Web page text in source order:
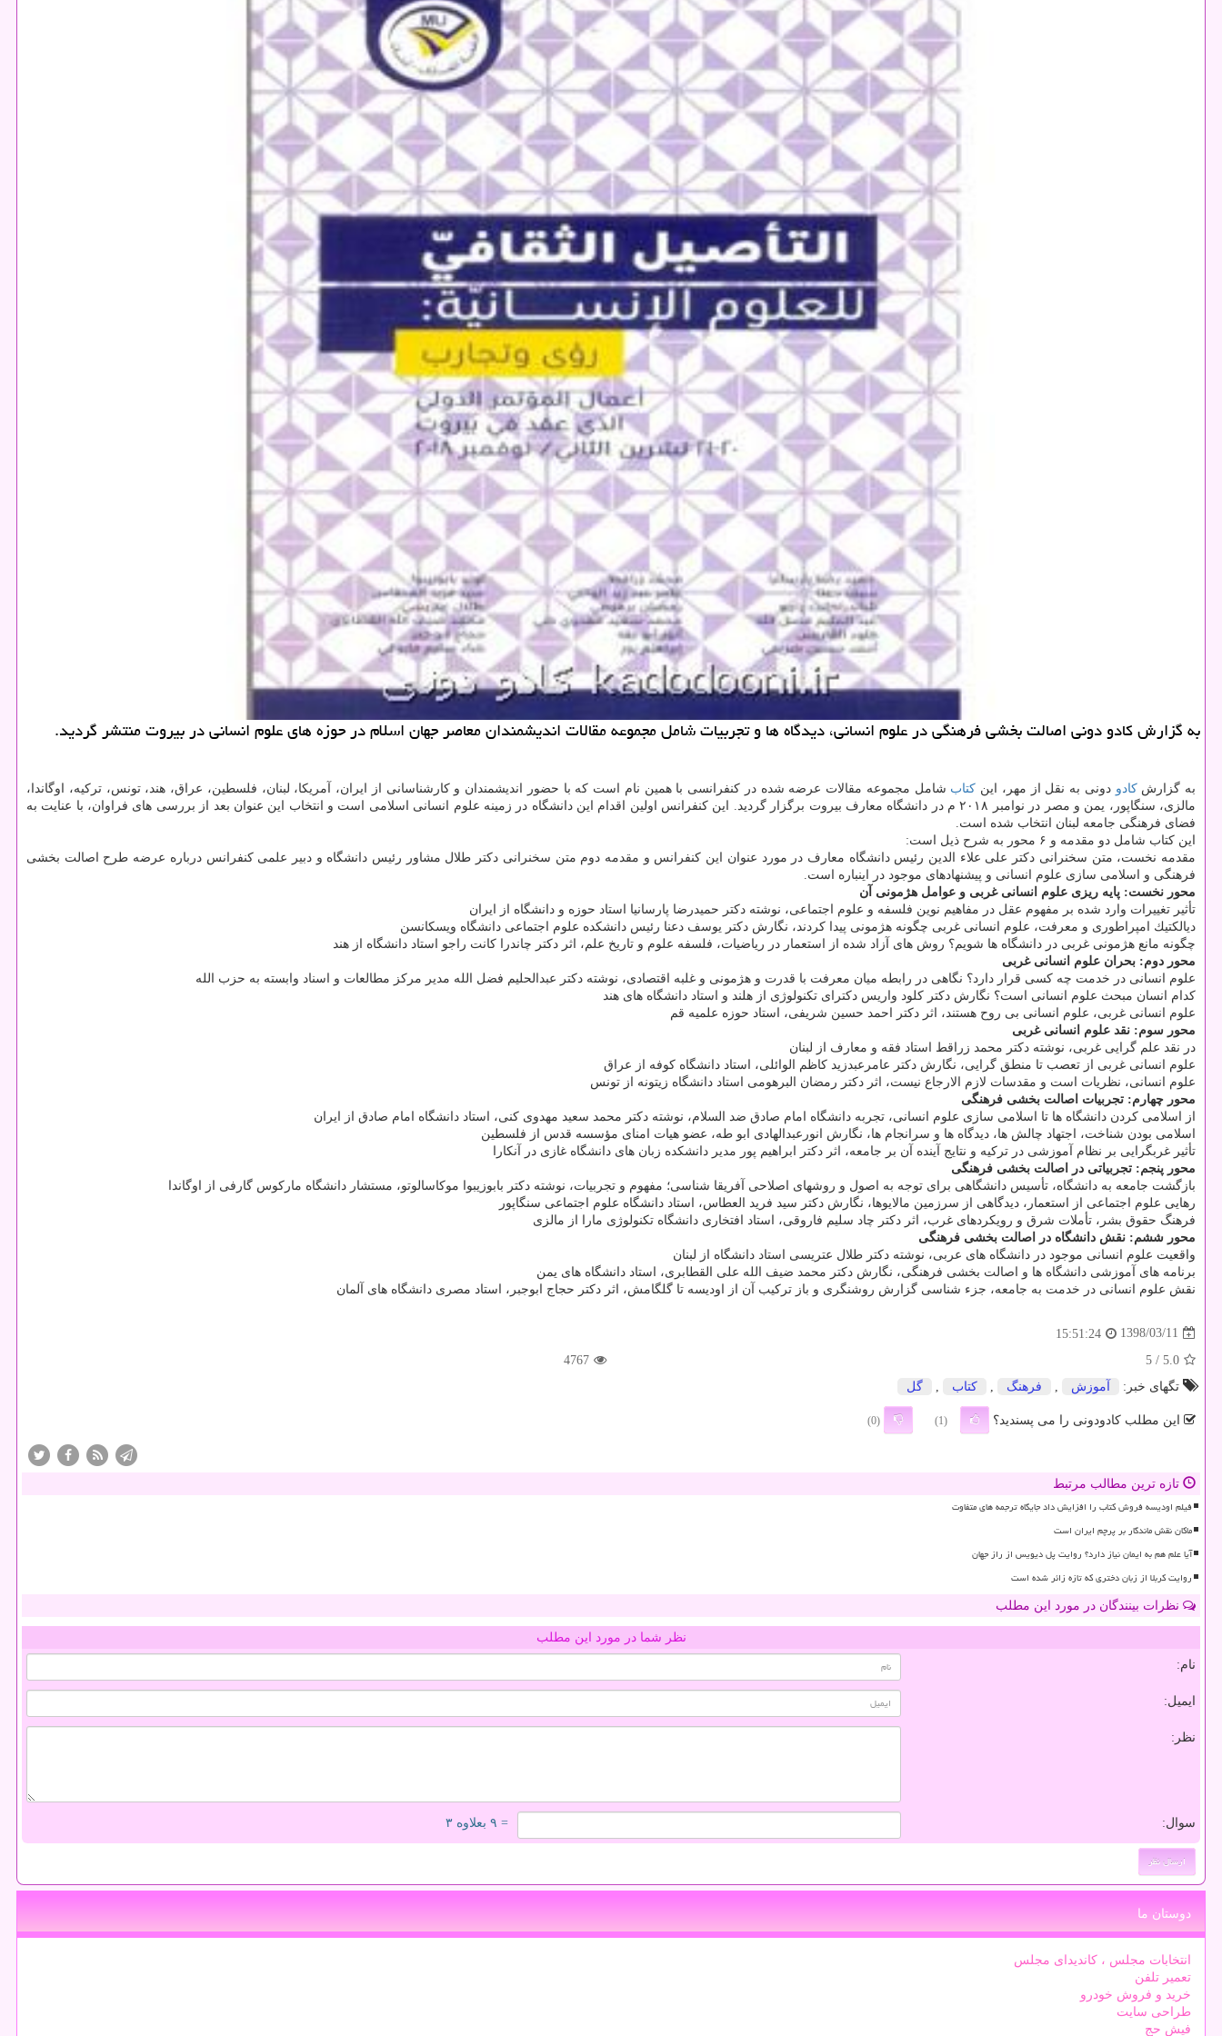
به گزارش كادو دونی اصالت بخشی فرهنگی در علوم انسانی، دیدگاه ها و تجربیات شامل مجموعه مقالات اندیشمندان معاصر جهان اسلام در حوزه های علوم انسانی در بیروت منتشر گردید.
به گزارشكادو دونی به نقل از مهر، این كتاب شامل مجموعه مقالات عرضه شده در كنفرانسی با همین نام است كه با حضور اندیشمندان و كارشناسانی از ایران، آمریكا، لبنان، فلسطین، عراق، هند، تونس، تركیه، اوگاندا،
مالزی، سنگاپور، یمن و مصر در نوامبر ۲۰۱۸ م در دانشگاه معارف بیروت برگزار گردید. این كنفرانس اولین اقدام این دانشگاه در زمینه علوم انسانی اسلامی است و انتخاب این عنوان بعد از بررسی های فراوان، با عنایت به
فضای فرهنگی جامعه لبنان انتخاب شده است.
این كتاب شامل دو مقدمه و ۶ محور به شرح ذیل است:
مقدمه نخست، متن سخنرانی دكتر علی علاء الدین رئیس دانشگاه معارف در مورد عنوان این كنفرانس و مقدمه دوم متن سخنرانی دكتر طلال مشاور رئیس دانشگاه و دبیر علمی كنفرانس درباره عرضه طرح اصالت بخشی
فرهنگی و اسلامی سازی علوم انسانی و پیشنهادهای موجود در اینباره است.
محور نخست: پایه ریزی علوم انسانی غربی و عوامل هژمونی آن
تأثیر تغییرات وارد شده بر مفهوم عقل در مفاهیم نوین فلسفه و علوم اجتماعی، نوشته دكتر حمیدرضا پارسانیا استاد حوزه و دانشگاه از ایران
دیالكتیك امپراطوری و معرفت، علوم انسانی غربی چگونه هژمونی پیدا كردند، نگارش دكتر یوسف دعنا رئیس دانشكده علوم اجتماعی دانشگاه ویسكانسن
چگونه مانع هژمونی غربی در دانشگاه ها شویم؟ روش های آزاد شده از استعمار در ریاضیات، فلسفه علوم و تاریخ علم، اثر دكتر چاندرا كانت راجو استاد دانشگاه از هند
محور دوم: بحران علوم انسانی غربی
علوم انسانی در خدمت چه كسی قرار دارد؟ نگاهی در رابطه میان معرفت با قدرت و هژمونی و غلبه اقتصادی، نوشته دكتر عبدالحلیم فضل الله مدیر مركز مطالعات و اسناد وابسته به حزب الله
كدام انسان مبحث علوم انسانی است؟ نگارش دكتر كلود واریس دكترای تكنولوژی از هلند و استاد دانشگاه های هند
علوم انسانی غربی، علوم انسانی بی روح هستند، اثر دكتر احمد حسین شریفی، استاد حوزه علمیه قم
محور سوم: نقد علوم انسانی غربی
در نقد علم گرایی غربی، نوشته دكتر محمد زراقط استاد فقه و معارف از لبنان
علوم انسانی غربی از تعصب تا منطق گرایی، نگارش دكتر عامرعبدزید كاظم الوائلی، استاد دانشگاه كوفه از عراق
علوم انسانی، نظریات است و مقدسات لازم الارجاع نیست، اثر دكتر رمضان البرهومی استاد دانشگاه زیتونه از تونس
محور چهارم: تجربیات اصالت بخشی فرهنگی
از اسلامی كردن دانشگاه ها تا اسلامی سازی علوم انسانی، تجربه دانشگاه امام صادق ضد السلام، نوشته دكتر محمد سعید مهدوی كنی، استاد دانشگاه امام صادق از ایران
اسلامی بودن شناخت، اجتهاد چالش ها، دیدگاه ها و سرانجام ها، نگارش انورعبدالهادی ابو طه، عضو هیات امنای مؤسسه قدس از فلسطین
تأثیر غربگرایی بر نظام آموزشی در تركیه و نتایج آینده آن بر جامعه، اثر دكتر ابراهیم پور مدیر دانشكده زبان های دانشگاه غازی در آنكارا
محور پنجم: تجربیاتی در اصالت بخشی فرهنگی
بازگشت جامعه به دانشگاه، تأسیس دانشگاهی برای توجه به اصول و روشهای اصلاحی آفریقا شناسی؛ مفهوم و تجربیات، نوشته دكتر بابوزیبوا موكاسالوتو، مستشار دانشگاه ماركوس گارفی از اوگاندا
رهایی علوم اجتماعی از استعمار، دیدگاهی از سرزمین مالایوها، نگارش دكتر سید فرید العطاس، استاد دانشگاه علوم اجتماعی سنگاپور
فرهنگ حقوق بشر، تأملات شرق و رویكردهای غرب، اثر دكتر چاد سلیم فاروقی، استاد افتخاری دانشگاه تكنولوژی مارا از مالزی
محور ششم: نقش دانشگاه در اصالت بخشی فرهنگی
واقعیت علوم انسانی موجود در دانشگاه های عربی، نوشته دكتر طلال عتریسی استاد دانشگاه از لبنان
برنامه های آموزشی دانشگاه ها و اصالت بخشی فرهنگی، نگارش دكتر محمد ضیف الله علی القطابری، استاد دانشگاه های یمن
نقش علوم انسانی در خدمت به جامعه، جزء شناسی گزارش روشنگری و باز تركیب آن از اودیسه تا گلگامش، اثر دكتر حجاج ابوجبر، استاد مصری دانشگاه های آلمان
1398/03/11
15:51:24
5.0
/ 5
4767
تگهای خبر:
آموزش , فرهنگ , كتاب , گل
این مطلب کادودونی را می پسندید؟ (1)
(0)
تازه ترین مطالب مرتبط
فیلم اودیسه فروش کتاب را افزایش داد جایگاه ترجمه های متفاوت
ماکان نقش ماندگار بر پرچم ایران است
آیا علم هم به ایمان نیاز دارد؟ روایت پل دیویس از راز جهان
روایت کربلا از زبان دختری که تازه زائر شده است
نظرات بینندگان در مورد این مطلب
نظر شما در مورد این مطلب
نام:
ایمیل:
نظر:
سوال: = ۹ بعلاوه ۳
دوستان ما
انتخابات مجلس ، کاندیدای مجلس
تعمیر تلفن
خرید و فروش خودرو
طراحی سایت
فیش حج